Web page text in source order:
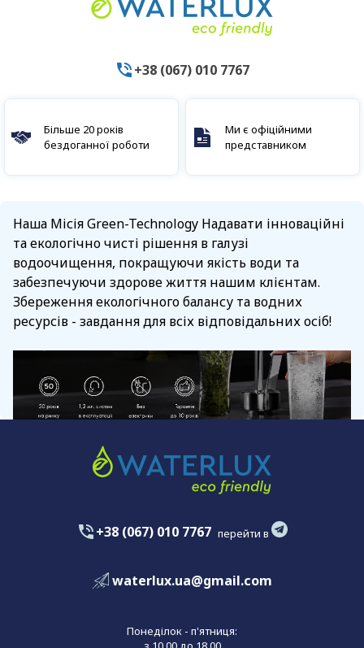
+38 (067) 010 7767
Більше 20 років
бездоганної роботи
Ми є офіційними
представником
Наша Місія Green-Technology Надавати інноваційні
та екологічно чисті рішення в галузі
водоочищення, покращуючи якість води та
забезпечуючи здорове життя нашим клієнтам.
Збереження екологічного балансу та водних
ресурсів - завдання для всіх відповідальних осіб!
+38 (067) 010 7767 перейти в
waterlux.ua@gmail.com
Понеділок - п'ятниця: